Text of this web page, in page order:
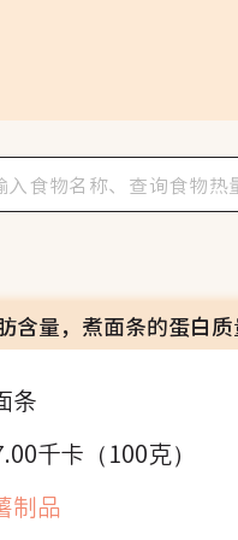
含量，煮面条的蛋白
条
千卡（100克）
制品